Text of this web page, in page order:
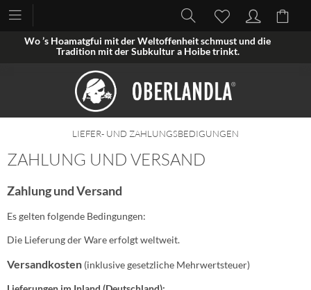
Wo ’s Hoamatgfui mit der Weltoffenheit schmust und die
Tradition mit der Subkultur a Hoibe trinkt.
LIEFER- UND ZAHLUNGSBEDIGUNGEN
ZAHLUNG UND VERSAND
Zahlung und Versand
Es gelten folgende Bedingungen:
Die Lieferung der Ware erfolgt weltweit.
Versandkosten (inklusive gesetzliche Mehrwertsteuer)